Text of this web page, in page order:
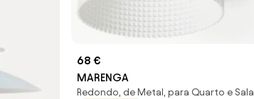
68 €
MARENGA
Redondo, de Metal, para Quarto e Sala